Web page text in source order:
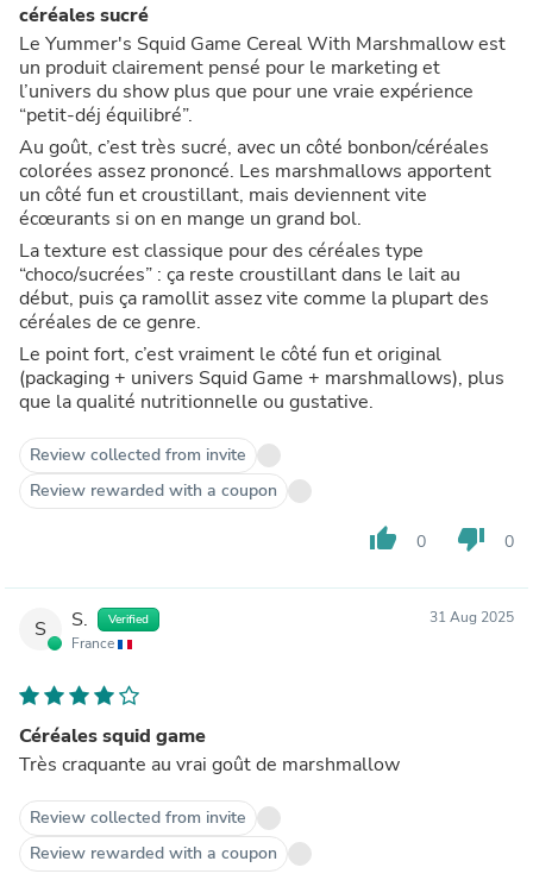
céréales sucré
Le Yummer's Squid Game Cereal With Marshmallow est
un produit clairement pensé pour le marketing et
l’univers du show plus que pour une vraie expérience
“petit-déj équilibré”.
Au goût, c’est très sucré, avec un côté bonbon/céréales
colorées assez prononcé. Les marshmallows apportent
un côté fun et croustillant, mais deviennent vite
écœurants si on en mange un grand bol.
La texture est classique pour des céréales type
“choco/sucrées” : ça reste croustillant dans le lait au
début, puis ça ramollit assez vite comme la plupart des
céréales de ce genre.
Le point fort, c’est vraiment le côté fun et original
(packaging + univers Squid Game + marshmallows), plus
que la qualité nutritionnelle ou gustative.
Review collected from invite
Review rewarded with a coupon
thumb_up 0 thumb_down 0
S S. Verified
France
31 Aug 2025
Céréales squid game
Très craquante au vrai goût de marshmallow
Review collected from invite
Review rewarded with a coupon